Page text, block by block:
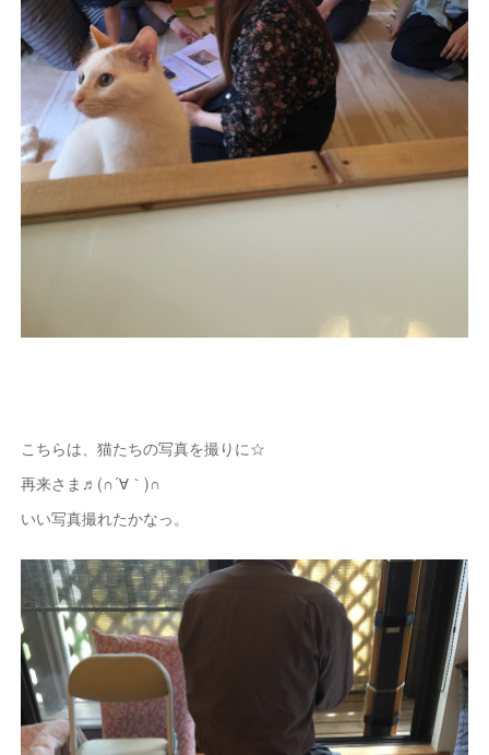
こちらは、猫たちの写真を撮りに☆
再来さま♬(∩´∀｀)∩
いい写真撮れたかなっ。